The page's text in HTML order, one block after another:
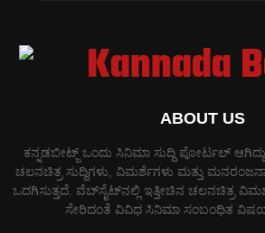
ABOUT US
ಕನ್ನಡಬೀಟ್ಜ್ ಒಂದು ಸಿನಿಮಾ ಸುದ್ದಿ ಪೋರ್ಟಲ್
ಚಲನಚಿತ್ರ ಸುದ್ದಿಗಳು, ವಿಮರ್ಶೆಗಳು ಮತ್ತು
ಒದಗಿಸುತ್ತದೆ. ವೆಬ್‌ಸೈಟ್‌ನಲ್ಲಿ ಇತ್ತೀಚಿನ ಚಲನಚಿತ್ರ
ಸೇರಿದಂತೆ ವಿವಿಧ ಸಿನಿಮಾ ಸಂಬಂಧಿತ